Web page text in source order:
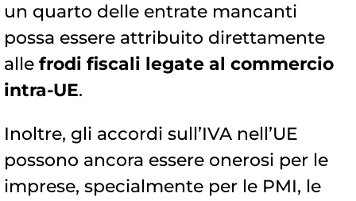
un quarto delle entrate mancanti
possa essere attribuito direttamente
alle frodi fiscali legate al commercio
intra-UE.
Inoltre, gli accordi sull’IVA nell’UE
possono ancora essere onerosi per le
imprese, specialmente per le PMI, le